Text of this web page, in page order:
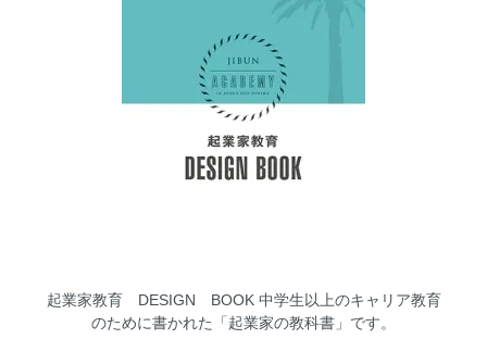
起業家教育 DESIGN BOOK中学生以上のキャリア教育
のために書かれた「起業家の教科書」です。